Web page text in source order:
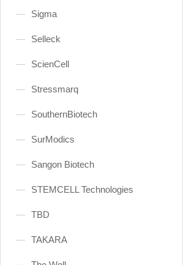
Sigma
Selleck
ScienCell
Stressmarq
SouthernBiotech
SurModics
Sangon Biotech
STEMCELL Technologies
TBD
TAKARA